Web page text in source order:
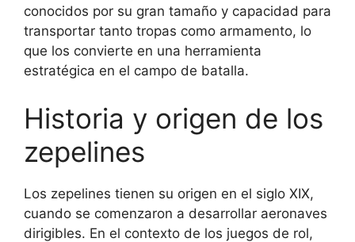
conocidos por su gran tamaño y capacidad para
transportar tanto tropas como armamento, lo
que los convierte en una herramienta
estratégica en el campo de batalla.
Historia y origen de los
zepelines
Los zepelines tienen su origen en el siglo XIX,
cuando se comenzaron a desarrollar aeronaves
dirigibles. En el contexto de los juegos de rol,